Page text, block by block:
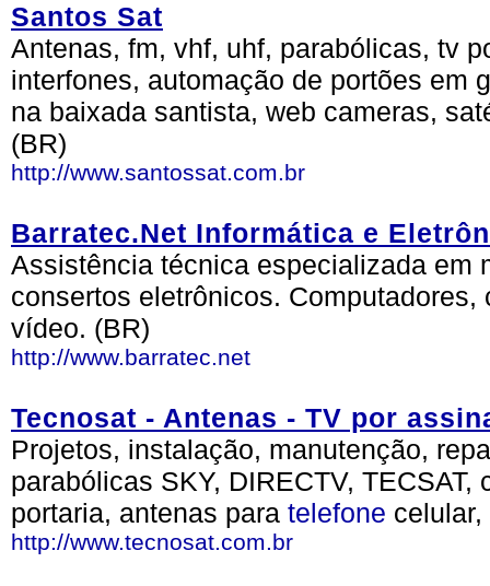
Santos Sat
Antenas, fm, vhf, uhf, parabólicas, tv
interfones, automação de portões em
na baixada santista, web cameras,
(BR)
http://www.santossat.com.br
Barratec.Net Informática e
Assistência técnica especializada em
consertos eletrônicos.
vídeo. (BR)
http://www.barratec.net
Tecnosat - Antenas - TV por
Projetos, instalação, manutenção,
parabólicas SKY, DIRECTV,
portaria, antenas para telefone
http://www.tecnosat.com.br